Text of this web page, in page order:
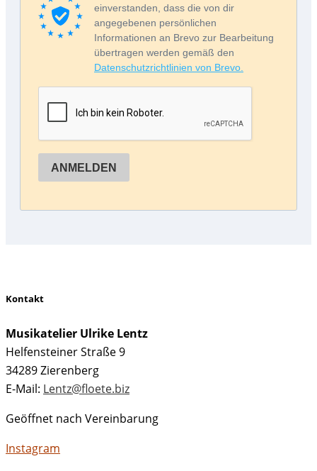
Kontakt
Musikatelier Ulrike Lentz
Helfensteiner Straße 9
34289 Zierenberg
E-Mail: Lentz@floete.biz
Geöffnet nach Vereinbarung
Instagram